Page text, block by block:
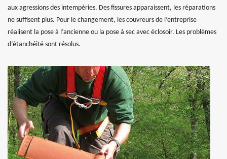
aux agressions des intempéries. Des fissures apparaissent, les réparations
ne suffisent plus. Pour le changement, les couvreurs de l’entreprise
réalisent la pose à l’ancienne ou la pose à sec avec éclosoir. Les problèmes
d’étanchéité sont résolus.